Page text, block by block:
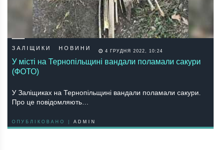
ЗАЛІЩИКИ НОВИНИ 4 ГРУДНЯ 2022, 10:24
У місті на Тернопільщині вандали поламали сакури
(ФОТО)
У Заліщиках на Тернопільщині вандали поламали сакури.
Про це повідомляють…
ОПУБЛІКОВАНО | ADMIN